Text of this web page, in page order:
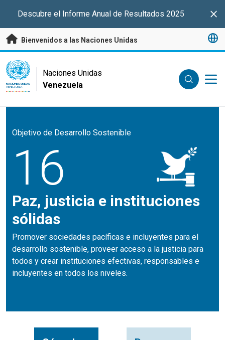
Descubre el Informe Anual de Resultados 2025
Bienvenidos a las Naciones Unidas
UN Logo
NACIONES UNIDAS
VENEZUELA
Naciones Unidas
Venezuela
Objetivo de Desarrollo Sostenible
16
Paz, justicia e instituciones
sólidas
Promover sociedades pacíficas e incluyentes para el
desarrollo sostenible, proveer acceso a la justicia para
todos y crear instituciones efectivas, responsables e
incluyentes en todos los niveles.